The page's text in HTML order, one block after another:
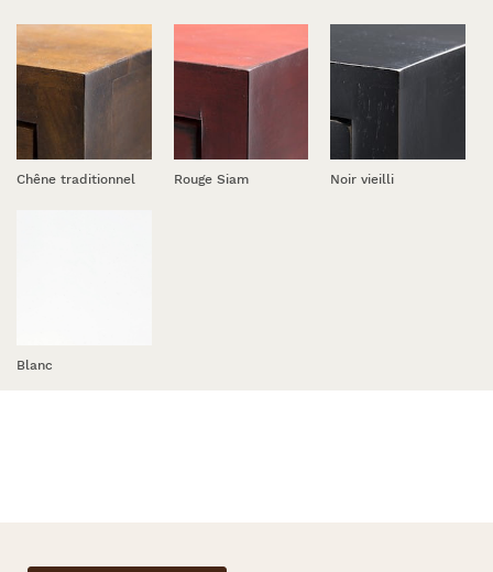
Chêne traditionnel Rouge Siam Noir vieilli
Blanc